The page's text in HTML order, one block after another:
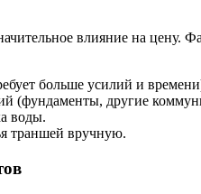
влияние на цену.
больше усилий и
(фундаменты, другие
воды.
траншей вручную.